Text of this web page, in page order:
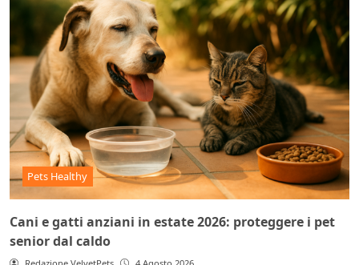
Pets Healthy
Cani e gatti anziani in estate 2026: proteggere i pet
senior dal caldo